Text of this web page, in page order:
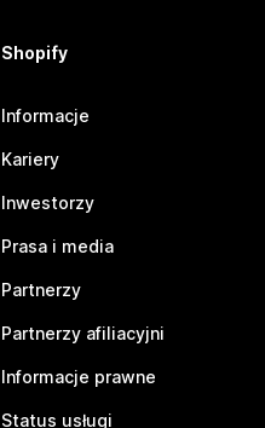
Shopify
Informacje
Kariery
Inwestorzy
Prasa i media
Partnerzy
Partnerzy afiliacyjni
Informacje prawne
Status usługi